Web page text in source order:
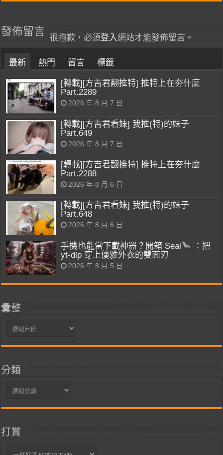
發佈留言
很抱歉，必須登入網站才能發佈留言。
最新 熱門 留言 標籤
[轉載][方吉君翻推特] 推特上在夯什麼
Part.2289
2026 年 8 月 7 日
[轉載][方吉君看妹] 我推(特)的妹子
Part.649
2026 年 8 月 7 日
[轉載][方吉君翻推特] 推特上在夯什麼
Part.2288
2026 年 8 月 6 日
[轉載][方吉君看妹] 我推(特)的妹子
Part.648
2026 年 8 月 6 日
手機也能當下載神器？開箱 Seal
：把
yt-dlp 穿上優雅外衣的雙面刃
2026 年 8 月 5 日
彙整
彙
分類
分
打賞